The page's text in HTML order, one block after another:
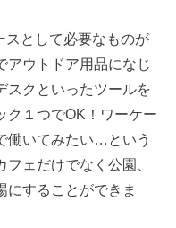
として必要なものが
アウトドア用品になじ
スクといったツールを
ク１つでOK！ワーケー
働いてみたい…という
ェだけでなく公園、
にすることができま